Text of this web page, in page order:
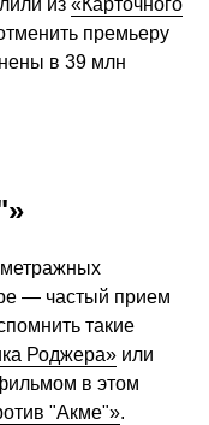
из «Карточного
премьеру
в 39 млн
— частый прием
такие
Роджера» или
в этом
"Акме"».